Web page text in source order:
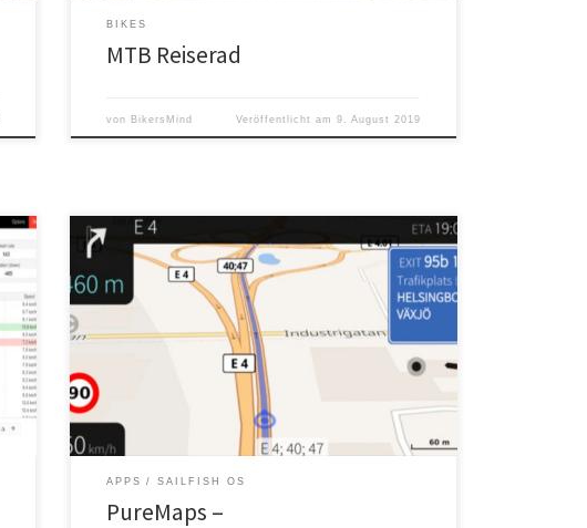
BIKES
MTB Reiserad
von BikersMind Veröffentlicht am 9. August 2019
PureMaps ist eine freie Karten- und Navigationsapp für
APPS SAILFISH OS
PureMaps –